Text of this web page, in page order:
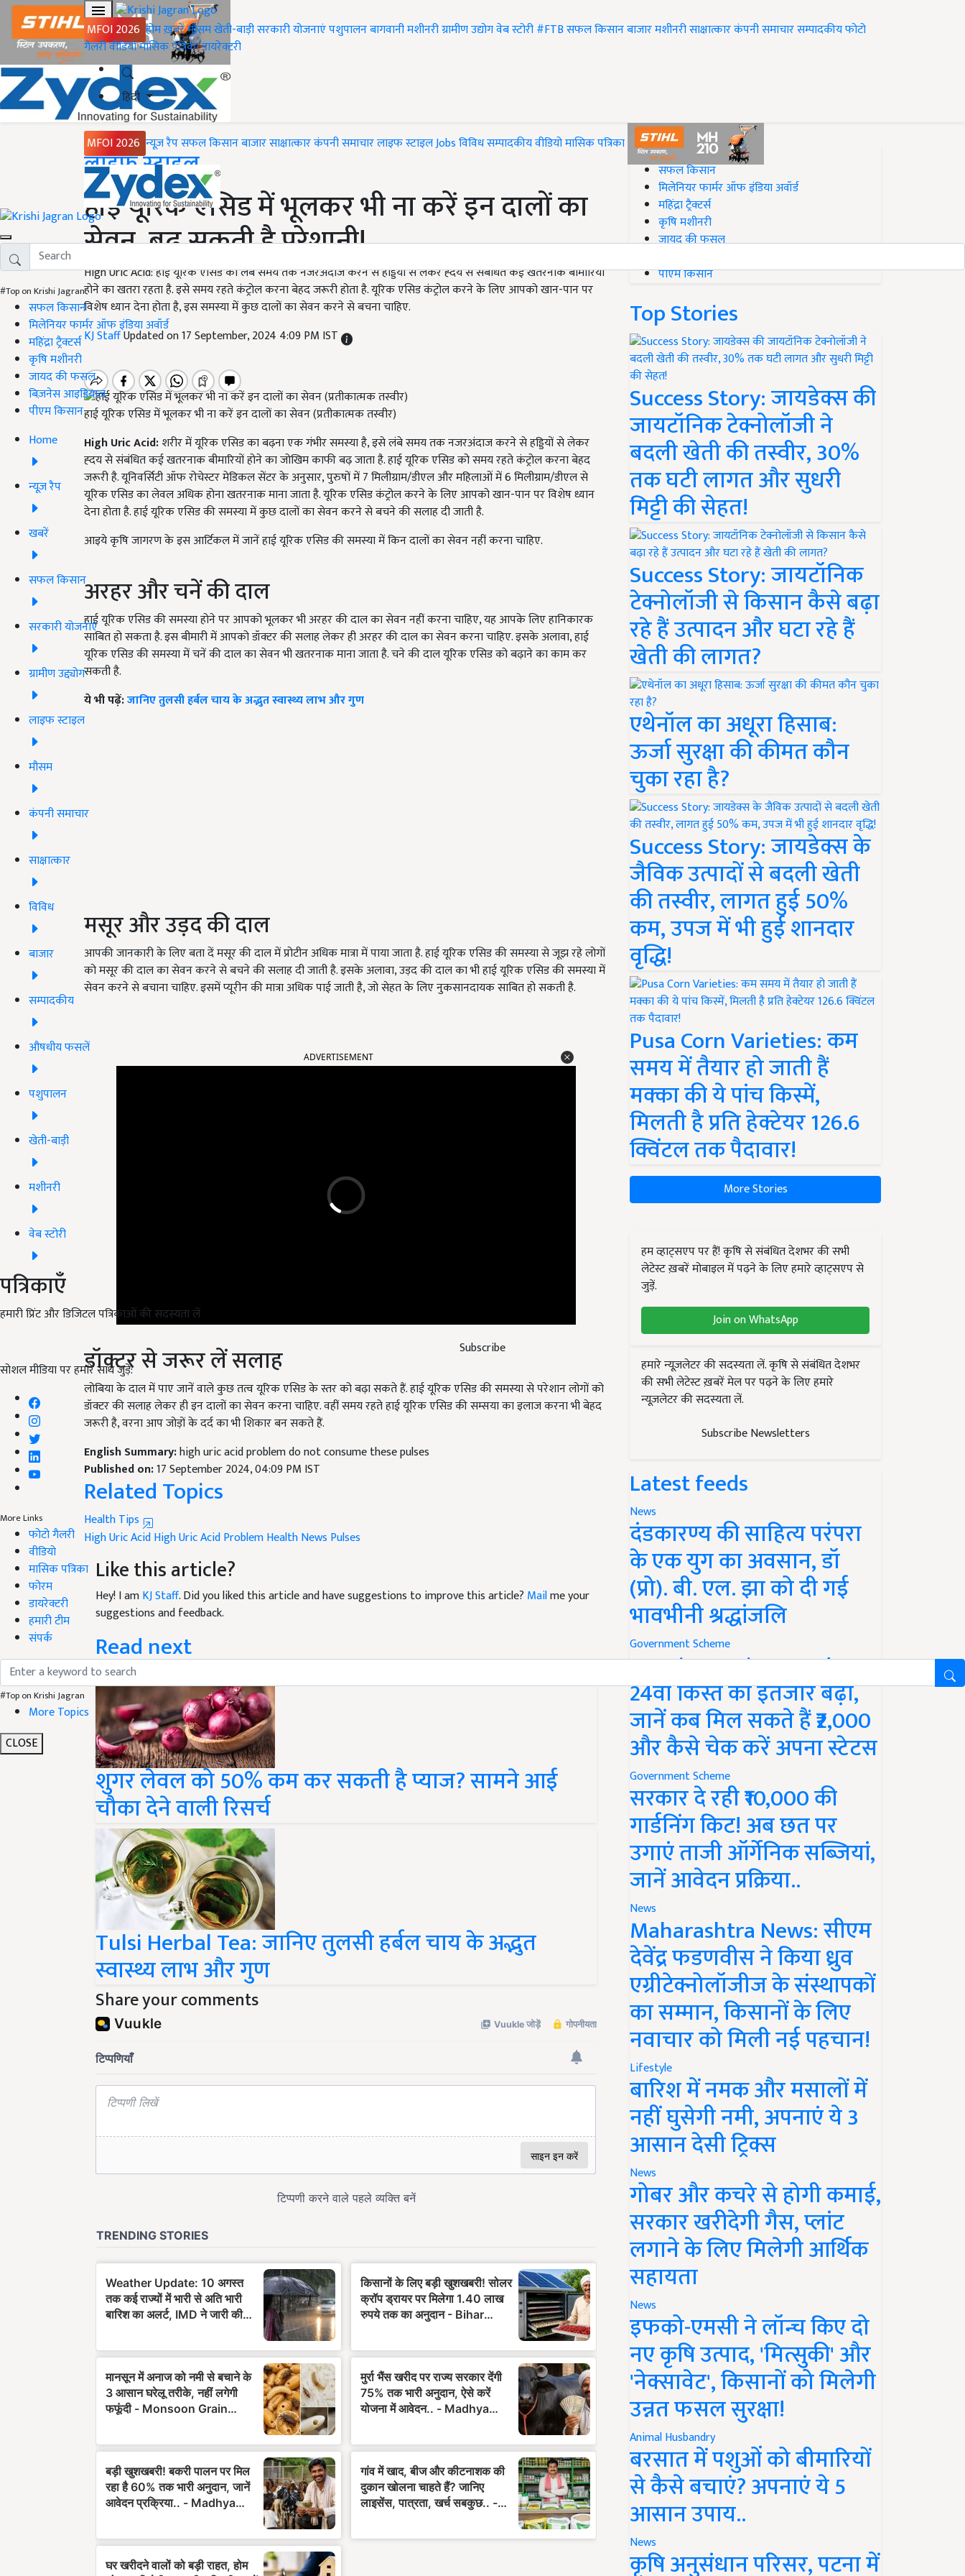
MFOI 2026 होमख़बरेंमौसमखेती-बाड़ीसरकारी योजनाएंपशुपालनबागवानीमशीनरीग्रामीण उद्योगवेब स्टोरी#FTBसफल किसानबाजारमशीनरीसाक्षात्कारकंपनी समाचारसम्पादकीयफोटो
गैलरीवीडियोमासिक पत्रिकाडायरेक्टरी
हिंदी
MFOI 2026 न्यूज़ रैपसफल किसानबाजारसाक्षात्कारकंपनी समाचारलाइफ स्टाइलJobsविविधसम्पादकीयवीडियोमासिक पत्रिका
#Top on Krishi Jagran
सफल किसान
मिलेनियर फार्मर ऑफ इंडिया अवॉर्ड
महिंद्रा ट्रैक्टर्स
कृषि मशीनरी
जायद की फसल
बिज़नेस आइडियाज
पीएम किसान
Home
न्यूज़ रैप
खबरें
सफल किसान
सरकारी योजनाएं
ग्रामीण उद्द्योग
लाइफ स्टाइल
मौसम
कंपनी समाचार
साक्षात्कार
विविध
बाजार
सम्पादकीय
औषधीय फसलें
पशुपालन
खेती-बाड़ी
मशीनरी
वेब स्टोरी
पत्रिकाएँ
हमारी प्रिंट और डिजिटल पत्रिकाओं की सदस्यता लें
Subscribe
सोशल मीडिया पर हमारे साथ जुड़ें:
More Links
फोटो गैलरी
वीडियो
मासिक पत्रिका
फोरम
डायरेक्टरी
हमारी टीम
संपर्क
#Top on Krishi Jagran
More Topics
CLOSE
Home
लाइफ स्टाइल
हाई यूरिक एसिड में भूलकर भी ना करें इन दालों का
सेवन, बढ़ सकती है परेशानी!
High Uric Acid: हाई यूरिक एसिड को लंबे समय तक नजरअंदाज करने से हड्डियों से लेकर ह्दय से संबंधित कई खतरनाक बीमारियों
होने का खतरा रहता है. इसे समय रहते कंट्रोल करना बेहद जरूरी होता है. यूरिक एसिड कंट्रोल करने के लिए आपको खान-पान पर
विशेष ध्यान देना होता है, इस समस्या में कुछ दालों का सेवन करने से बचना चाहिए.
KJ StaffUpdated on 17 September, 2024 4:09 PM IST
हाई यूरिक एसिड में भूलकर भी ना करें इन दालों का सेवन (प्रतीकात्मक तस्वीर)
High Uric Acid:शरीर में यूरिक एसिड का बढ़ना एक गंभीर समस्या है, इसे लंबे समय तक नजरअंदाज करने से हड्डियों से लेकर
ह्दय से संबंधित कई खतरनाक बीमारियों होने का जोखिम काफी बढ़ जाता है. हाई यूरिक एसिड को समय रहते कंट्रोल करना बेहद
जरूरी है. यूनिवर्सिटी ऑफ रोचेस्टर मेडिकल सेंटर के अनुसार, पुरुषों में 7 मिलीग्राम/डीएल और महिलाओं में 6 मिलीग्राम/डीएल से
यूरिक एसिड का लेवल अधिक होना खतरनाक माना जाता है. यूरिक एसिड कंट्रोल करने के लिए आपको खान-पान पर विशेष ध्यान
देना होता है. हाई यूरिक एसिड की समस्या में कुछ दालों का सेवन करने से बचने की सलाह दी जाती है.
आइये कृषि जागरण के इस आर्टिकल में जानें हाई यूरिक एसिड की समस्या में किन दालों का सेवन नहीं करना चाहिए.
अरहर और चनें की दाल
हाई यूरिक एसिड की समस्या होने पर आपको भूलकर भी अरहर की दाल का सेवन नहीं करना चाहिए, यह आपके लिए हानिकारक
साबित हो सकता है. इस बीमारी में आपको डॉक्टर की सलाह लेकर ही अरहर की दाल का सेवन करना चाहिए. इसके अलावा, हाई
यूरिक एसिड की समस्या में चनें की दाल का सेवन भी खतरनाक माना जाता है. चने की दाल यूरिक एसिड को बढ़ाने का काम कर
सकती है.
ये भी पढ़ें:जानिए तुलसी हर्बल चाय के अद्भुत स्वास्थ्य लाभ और गुण
मसूर और उड़द की दाल
आपकी जानकारी के लिए बता दें मसूर की दाल में प्रोटीन अधिक मात्रा में पाया जाता है. हाई यूरिक एसिड की समस्या से जूझ रहे लोगों
को मसूर की दाल का सेवन करने से बचने की सलाह दी जाती है. इसके अलावा, उड़द की दाल का भी हाई यूरिक एसिड की समस्या में
सेवन करने से बचाना चाहिए. इसमें प्यूरीन की मात्रा अधिक पाई जाती है, जो सेहत के लिए नुकसानदायक साबित हो सकती है.
डॉक्टर से जरूर लें सलाह
लोबिया के दाल में पाए जानें वाले कुछ तत्व यूरिक एसिड के स्तर को बढ़ा सकते हैं. हाई यूरिक एसिड की समस्या से परेशान लोगों को
डॉक्टर की सलाह लेकर ही इन दालों का सेवन करना चाहिए. वहीं समय रहते हाई यूरिक एसिड की सम्सया का इलाज करना भी बेहद
जरूरी है, वरना आप जोड़ों के दर्द का भी शिकार बन सकते हैं.
English Summary: high uric acid problem do not consume these pulses
Published on:17 September 2024, 04:09 PM IST
Related Topics
Health Tips
High Uric Acid
Like this article?
Hey! I amKJ Staff. Did you liked this article and have suggestions to improve this article?
suggestions and feedback.
Read next
शुगर लेवल को 50% कम कर सकती है प्याज? सामने आई
चौका देने वाली रिसर्च
Tulsi Herbal Tea: जानिए तुलसी हर्बल चाय के अद्भुत
स्वास्थ्य लाभ और गुण
Share your comments
#Top on Krishi Jagran
सफल किसान
मिलेनियर फार्मर ऑफ इंडिया अवॉर्ड
महिंद्रा ट्रैक्टर्स
कृषि मशीनरी
जायद की फसल
पीएम किसान
Top Stories
Success Story: जायडेक्स की
जायटॉनिक टेक्नोलॉजी ने
बदली खेती की तस्वीर, 30%
तक घटी लागत और सुधरी
मिट्टी की सेहत!
Success Story: जायटॉनिक
टेक्नोलॉजी से किसान कैसे बढ़ा
रहे हैं उत्पादन और घटा रहे हैं
खेती की लागत?
एथेनॉल का अधूरा हिसाब:
ऊर्जा सुरक्षा की कीमत कौन
चुका रहा है?
Success Story: जायडेक्स के
जैविक उत्पादों से बदली खेती
की तस्वीर, लागत हुई 50%
कम, उपज में भी हुई शानदार
वृद्धि!
Pusa Corn Varieties: कम
समय में तैयार हो जाती हैं
मक्का की ये पांच किस्में,
मिलती है प्रति हेक्टेयर 126.6
क्विंटल तक पैदावार!
More Stories
हम व्हाट्सएप पर हैं! कृषि से संबंधित देशभर की सभी
लेटेस्ट ख़बरें मोबाइल में पढ़ने के लिए हमारे व्हाट्सएप से
जुड़ें.
Join on WhatsApp
हमारे न्यूज़लेटर की सदस्यता लें. कृषि से संबंधित देशभर
की सभी लेटेस्ट ख़बरें मेल पर पढ़ने के लिए हमारे
न्यूज़लेटर की सदस्यता लें.
Subscribe Newsletters
Latest feeds
News
दंडकारण्य की साहित्य परंपरा
के एक युग का अवसान, डॉ
(प्रो). बी. एल. झा को दी गई
भावभीनी श्रद्धांजलि
Government Scheme
PM Kisan Yojana Update:
24वीं किस्त का इंतजार बढ़ा,
जानें कब मिल सकते हैं ₹2,000
और कैसे चेक करें अपना स्टेटस
Government Scheme
सरकार दे रही ₹10,000 की
गार्डनिंग किट! अब छत पर
उगाएं ताजी ऑर्गेनिक सब्जियां,
जानें आवेदन प्रक्रिया..
News
Maharashtra News: सीएम
देवेंद्र फडणवीस ने किया ध्रुव
एग्रीटेक्नोलॉजीज के संस्थापकों
का सम्मान, किसानों के लिए
नवाचार को मिली नई पहचान!
Lifestyle
बारिश में नमक और मसालों में
नहीं घुसेगी नमी, अपनाएं ये 3
आसान देसी ट्रिक्स
News
गोबर और कचरे से होगी कमाई,
सरकार खरीदेगी गैस, प्लांट
लगाने के लिए मिलेगी आर्थिक
सहायता
News
इफको-एमसी ने लॉन्च किए दो
नए कृषि उत्पाद, 'मित्सुकी' और
'नेक्सावेट', किसानों को मिलेगी
उन्नत फसल सुरक्षा!
Animal Husbandry
बरसात में पशुओं को बीमारियों
से कैसे बचाएं? अपनाएं ये 5
आसान उपाय..
News
कृषि अनुसंधान परिसर, पटना में